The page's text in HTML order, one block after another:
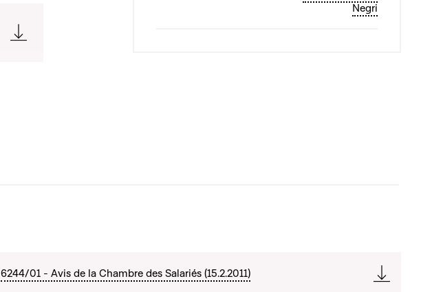
Negri
6244/01 - Avis de la Chambre des Salariés (15.2.2011)